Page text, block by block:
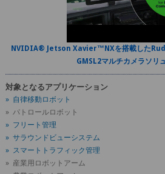
NVIDIA® Jetson Xavier™NXを搭載した
GMSL2マルチカメラソリ
対象となるアプリケーション
» 自律移動ロボット
» パトロールロボット
» フリート管理
» サラウンドビューシステム
» スマートトラフィック管理
» 産業用ロボットアーム